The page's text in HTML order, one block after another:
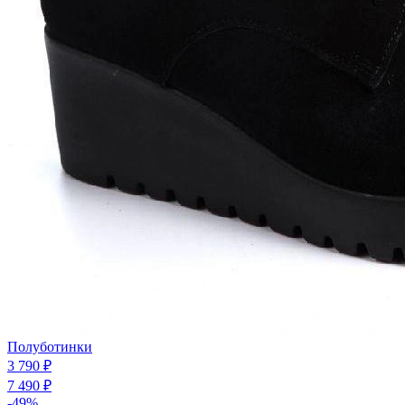
Полуботинки
3 790 ₽
7 490 ₽